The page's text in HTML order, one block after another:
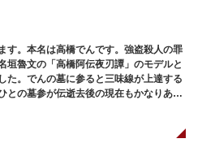
す。本名は高橋でんです。強盗殺人の罪
垣魯文の「高橋阿伝夜刃譚」のモデルと
た。でんの墓に参ると三味線が上達する
との墓参が伝逝去後の現在もかなりある